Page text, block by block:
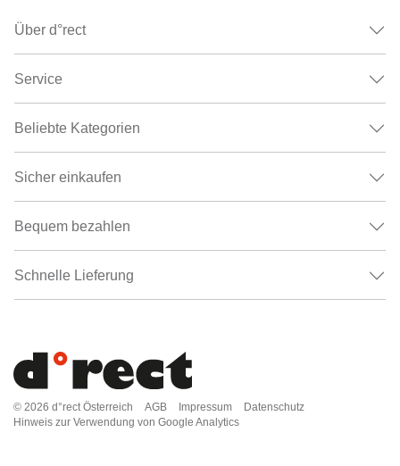
Über d°rect
Service
Beliebte Kategorien
Sicher einkaufen
Bequem bezahlen
Schnelle Lieferung
© 2026 d°rect Österreich AGB Impressum
Datenschutz
Hinweis zur Verwendung von Google Analytics